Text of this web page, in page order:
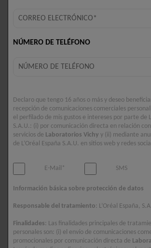
¿CÓMO AFECTA EL
ACNÉ?
Sabemos que elementos externos
encuentran en nuestro entorno
de influir en el futuro de nuestra
Estos factores medioambientales, como la
del aire y el humo del tabaco, pueden parecer
subestimar la influencia que el estrés tiene en
piel.
Como el órgano más grande del cuerpo, la
elementos externos perjudiciales,
indicador del estado de nuestra salud general.
Lamentablemente, el estrés puede influir
NÚMERO DE TELÉFONO
Declaro que tengo 16 años o más y deseo
recepción de comunicaciones comerciales
el perfilado de mis gustos e intereses por parte de
S.A.U.: (i) por comunicación directa en relación
servicios de Laboratorios Vichy y (ii) mediante
de L’Oréal España S.A.U. en sitios web y redes
E-Mail* SMS
Información básica sobre protección de datos
Responsable del tratamiento: L’Oréal España,
Finalidades: Las finalidades principales de
personales son: (i) el envío de comunicaciones
promocionales por comunicación directa de